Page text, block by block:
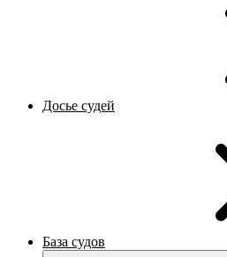
Досье судей
База судов